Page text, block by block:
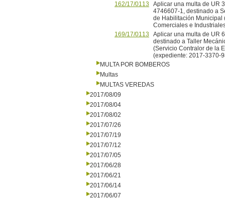
162/17/0113
Aplicar una multa de UR
4746607-1, destinado a
de Habilitación Municipal
Comerciales e
169/17/0113
Aplicar una multa de UR
destinado a Taller
(Servicio Contralor de la
(expediente: 2017-3370-
MULTA POR BOMBEROS
Multas
MULTAS VEREDAS
2017/08/09
2017/08/04
2017/08/02
2017/07/26
2017/07/19
2017/07/12
2017/07/05
2017/06/28
2017/06/21
2017/06/14
2017/06/07